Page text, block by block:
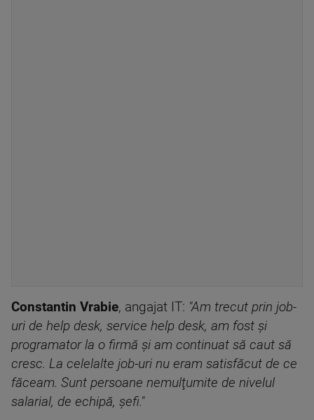
Constantin Vrabie, angajat IT: "Am trecut prin job-
uri de help desk, service help desk, am fost şi
programator la o firmă şi am continuat să caut să
cresc. La celelalte job-uri nu eram satisfăcut de ce
făceam. Sunt persoane nemulţumite de nivelul
salarial, de echipă, şefi."